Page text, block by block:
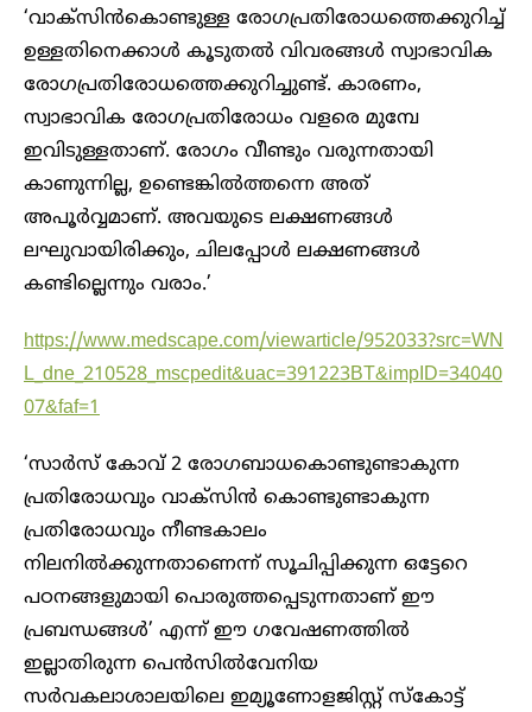
‘വാക്‌സിന്‍കൊണ്ടുള്ള രോഗപ്രതിരോധത്തെക്കുറിച്ച്
ഉള്ളതിനെക്കാള്‍ കൂടുതല്‍ വിവരങ്ങള്‍ സ്വാഭാവിക
രോഗപ്രതിരോധത്തെക്കുറിച്ചുണ്ട്. കാരണം,
സ്വാഭാവിക രോഗപ്രതിരോധം വളരെ മുമ്പേ
ഇവിടുള്ളതാണ്. രോഗം വീണ്ടും വരുന്നതായി
കാണുന്നില്ല, ഉണ്ടെങ്കില്‍ത്തന്നെ അത്
അപൂര്‍വ്വമാണ്. അവയുടെ ലക്ഷണങ്ങള്‍
ലഘുവായിരിക്കും, ചിലപ്പോള്‍ ലക്ഷണങ്ങള്‍
കണ്ടില്ലെന്നും വരാം.’
https://www.medscape.com/viewarticle/952033?src=WN
L_dne_210528_mscpedit&uac=391223BT&impID=34040
07&faf=1
‘സാര്‍സ് കോവ് 2 രോഗബാധകൊണ്ടുണ്ടാകുന്ന
പ്രതിരോധവും വാക്‌സിന്‍ കൊണ്ടുണ്ടാകുന്ന
പ്രതിരോധവും നീണ്ടകാലം
നിലനില്‍ക്കുന്നതാണെന്ന് സൂചിപ്പിക്കുന്ന ഒട്ടേറെ
പഠനങ്ങളുമായി പൊരുത്തപ്പെടുന്നതാണ് ഈ
പ്രബന്ധങ്ങള്‍’ എന്ന് ഈ ഗവേഷണത്തില്‍
ഇല്ലാതിരുന്ന പെന്‍സില്‍വേനിയ
സര്‍വകലാശാലയിലെ ഇമ്യൂണോളജിസ്റ്റ് സ്‌കോട്ട്